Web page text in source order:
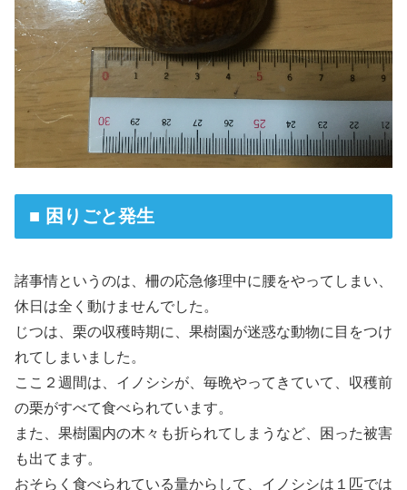
■ 困りごと発生
諸事情というのは、柵の応急修理中に腰をやってしまい、
休日は全く動けませんでした。
じつは、栗の収穫時期に、果樹園が迷惑な動物に目をつけ
れてしまいました。
ここ２週間は、イノシシが、毎晩やってきていて、収穫前
の栗がすべて食べられています。
また、果樹園内の木々も折られてしまうなど、困った被害
も出てます。
おそらく食べられている量からして、イノシシは１匹では